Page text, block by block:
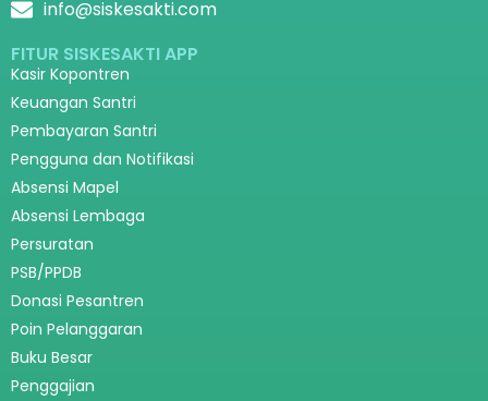
info@siskesakti.com
FITUR SISKESAKTI APP
Kasir Kopontren
Keuangan Santri
Pembayaran Santri
Pengguna dan Notifikasi
Absensi Mapel
Absensi Lembaga
Persuratan
PSB/PPDB
Donasi Pesantren
Poin Pelanggaran
Buku Besar
Penggajian